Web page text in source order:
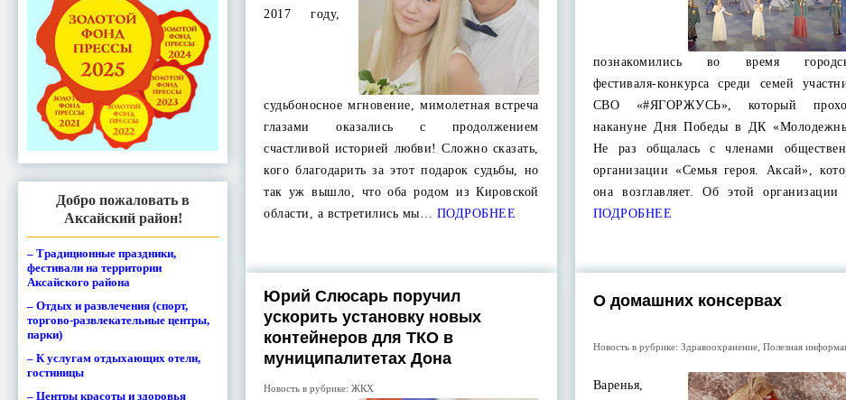
Добро пожаловать в
Аксайский район!
– Традиционные праздники,
фестивали на территории
Аксайского района
– Отдых и развлечения (спорт,
торгово-развлекательные центры,
парки)
– К услугам отдыхающих отели,
гостиницы
– Центры красоты и здоровья
2017 году,
судьбоносное мгновение, мимолетная встреча
глазами оказались с продолжением
счастливой историей любви! Сложно сказать,
кого благодарить за этот подарок судьбы, но
так уж вышло, что оба родом из Кировской
области, а встретились мы… ПОДРОБНЕЕ
познакомились во время
фестиваля-конкурса среди семей
СВО «#ЯГОРЖУСЬ», который
накануне Дня Победы в ДК
Не раз общалась с членами
организации «Семья героя. Аксай»,
она возглавляет. Об этой
ПОДРОБНЕЕ
Юрий Слюсарь поручил
ускорить установку новых
контейнеров для ТКО в
муниципалитетах Дона
Новость в рубрике:ЖКХ
О домашних консервах
Новость в рубрике: Здравоохранение, Полезная
Варенья,